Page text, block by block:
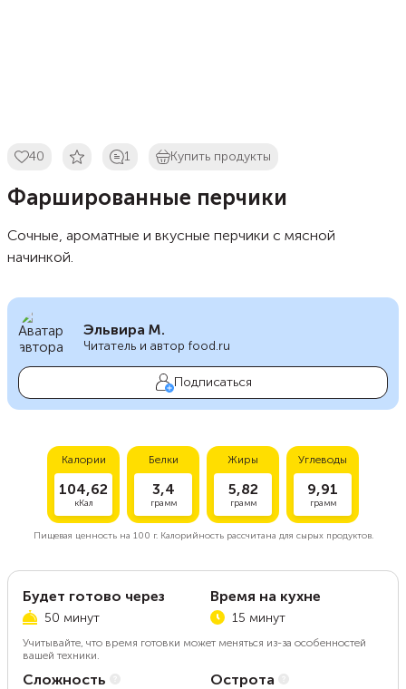
40 1 Купить продукты
Фаршированные перчики
Сочные, ароматные и вкусные перчики с мясной
начинкой.
Эльвира М.
Читатель и автор food.ru
Подписаться
Калории
104,62
кКал
Белки
3,4
грамм
Жиры
5,82
грамм
Углеводы
9,91
грамм
Пищевая ценность на 100 г.Калорийность рассчитана для сырых продуктов.
Будет готово через
50 минут
Время на кухне
15 минут
Учитывайте, что время готовки может меняться из-за особенностей
вашей техники.
Сложность
Острота